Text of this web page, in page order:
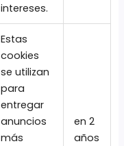
intereses.
Estas
cookies
se utilizan
para
entregar
anuncios
más
en 2
años